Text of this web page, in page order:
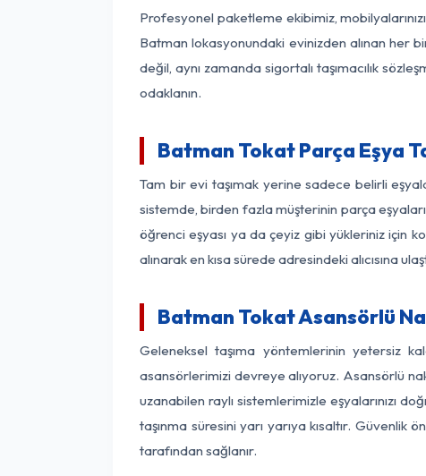
Profesyonel paketleme ekibimiz,
Batman lokasyonundaki evinizden alınan her
değil, aynı zamanda sigortalı taşımacılık
odaklanın.
Batman Tokat Parça Eşya
Tam bir evi taşımak yerine sadece belirli
sistemde, birden fazla müşterinin parça
öğrenci eşyası ya da çeyiz gibi yükleriniz için
alınarak en kısa sürede adresindeki alıcısına
Batman Tokat Asansörlü
Geleneksel taşıma yöntemlerinin yetersiz
asansörlerimizi devreye alıyoruz. Asansörlü
uzanabilen raylı sistemlerimizle eşyalarınızı
taşınma süresini yarı yarıya kısaltır.
tarafından sağlanır.